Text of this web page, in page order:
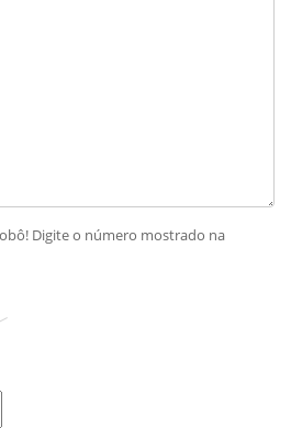
Digite o número mostrado na